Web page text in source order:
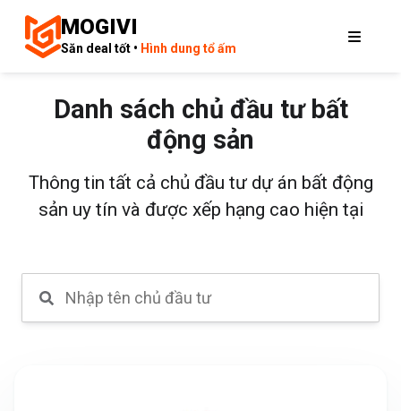
MOGIVI
Săn deal tốt • Hình dung tổ ấm
Danh sách chủ đầu tư bất
động sản
Thông tin tất cả chủ đầu tư dự án bất động
sản uy tín và được xếp hạng cao hiện tại